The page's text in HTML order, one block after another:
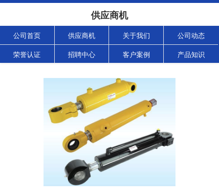
供应商机
公司首页 供应商机 关于我们 公司动态
荣誉认证 招聘中心 客户案例 产品知识